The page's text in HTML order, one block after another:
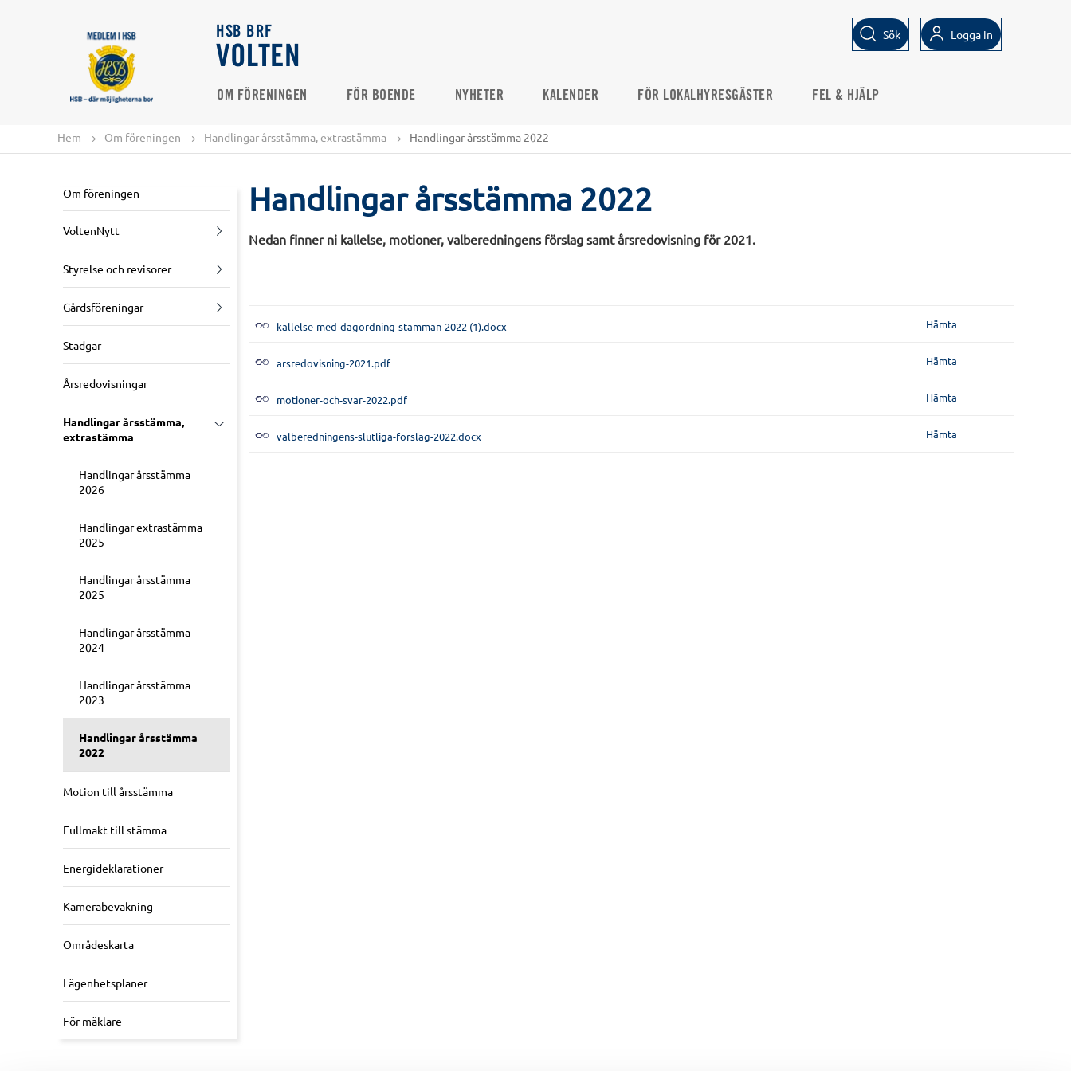
HSB BRF
VOLTEN
Sök Logga in
OM FÖRENINGEN FÖR BOENDE NYHETER KALENDER FÖR LOKALHYRESGÄSTER FEL & HJÄLP
Hem Om föreningen Handlingar årsstämma, extrastämma Handlingar årsstämma 2022
Om föreningen
VoltenNytt
Styrelse och revisorer
Gårdsföreningar
Stadgar
Årsredovisningar
Handlingar årsstämma,
extrastämma
Handlingar årsstämma
2026
Handlingar extrastämma
2025
Handlingar årsstämma
2025
Handlingar årsstämma
2024
Handlingar årsstämma
2023
Handlingar årsstämma
2022
Motion till årsstämma
Fullmakt till stämma
Energideklarationer
Kamerabevakning
Områdeskarta
Lägenhetsplaner
För mäklare
Handlingar årsstämma 2022
Nedan finner ni kallelse, motioner, valberedningens förslag samt årsredovisning för 2021.
kallelse-med-dagordning-stamman-2022 (1).docx Hämta
arsredovisning-2021.pdf Hämta
motioner-och-svar-2022.pdf Hämta
valberedningens-slutliga-forslag-2022.docx Hämta